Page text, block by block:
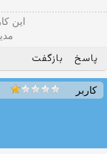
این
پاسخ بازگفت
کاربر